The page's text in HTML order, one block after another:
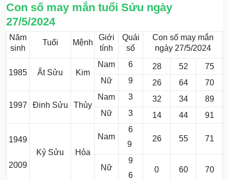
Con số may mắn tuổi Sửu ngày
27/5/2024
Năm
sinh
Tuổi Mệnh
Giới
tính
Quái
số
Con số may mắn
ngày 27/5/2024
1985 Ất Sửu Kim
Nam 6 28 52
75
Nữ
9 26 64 70
1997 Đinh Sửu Thủy
Nam 3 32 34
89
Nữ
3 14 44 91
1949
2009
Kỷ Sửu Hỏa
Nam
6
9
26 55 71
Nữ
9
6
0 60 70